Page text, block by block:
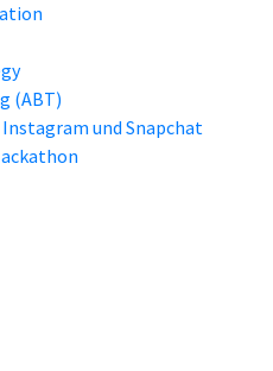
(ABT)
und Snapchat